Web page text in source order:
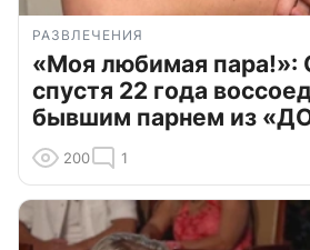
РАЗВЛЕЧЕНИЯ
«Моя любимая пара!»:
спустя 22 года
бывшим парнем из
200 1